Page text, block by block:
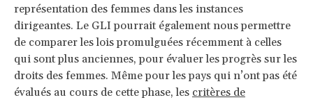
représentation des femmes dans les instances
dirigeantes. Le GLI pourrait également nous permettre
de comparer les lois promulguées récemment à celles
qui sont plus anciennes, pour évaluer les progrès sur les
droits des femmes. Même pour les pays qui n’ont pas été
évalués au cours de cette phase, les critères de